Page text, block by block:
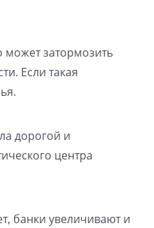
может затормозить
Если такая
дорогой и
центра
банки увеличивают и